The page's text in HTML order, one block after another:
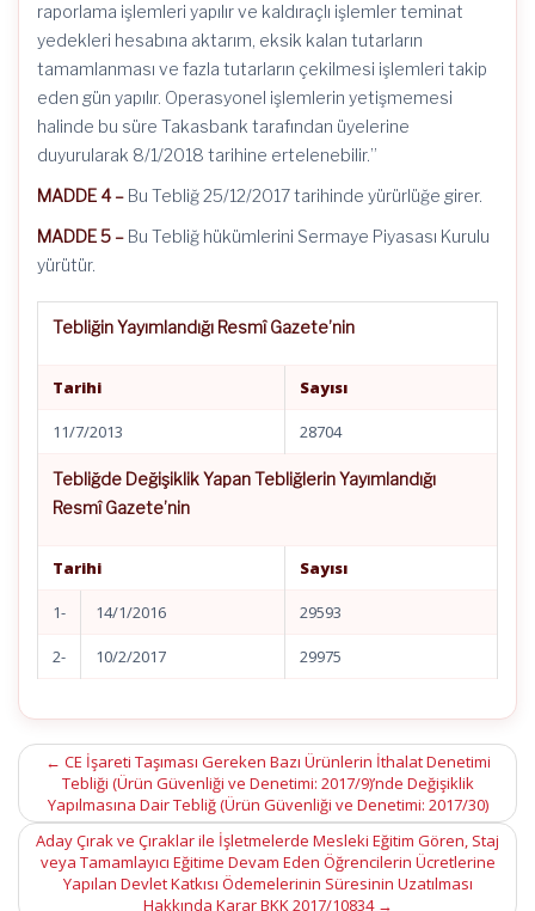
raporlama işlemleri yapılır ve kaldıraçlı işlemler teminat
yedekleri hesabına aktarım, eksik kalan tutarların
tamamlanması ve fazla tutarların çekilmesi işlemleri takip
eden gün yapılır. Operasyonel işlemlerin yetişmemesi
halinde bu süre Takasbank tarafından üyelerine
duyurularak 8/1/2018 tarihine ertelenebilir.”
MADDE 4 – Bu Tebliğ 25/12/2017 tarihinde yürürlüğe girer.
MADDE 5 – Bu Tebliğ hükümlerini Sermaye Piyasası Kurulu
yürütür.
Tebliğin Yayımlandığı Resmî Gazete’nin
Tarihi Sayısı
11/7/2013 28704
Tebliğde Değişiklik Yapan Tebliğlerin Yayımlandığı
Resmî Gazete’nin
Tarihi Sayısı
1- 14/1/2016 29593
2- 10/2/2017 29975
Post
navigation
← CE İşareti Taşıması Gereken Bazı Ürünlerin İthalat Denetimi
Tebliği (Ürün Güvenliği ve Denetimi: 2017/9)’nde Değişiklik
Yapılmasına Dair Tebliğ (Ürün Güvenliği ve Denetimi: 2017/30)
Aday Çırak ve Çıraklar ile İşletmelerde Mesleki Eğitim Gören, Staj
veya Tamamlayıcı Eğitime Devam Eden Öğrencilerin Ücretlerine
Yapılan Devlet Katkısı Ödemelerinin Süresinin Uzatılması
Hakkında Karar BKK 2017/10834 →